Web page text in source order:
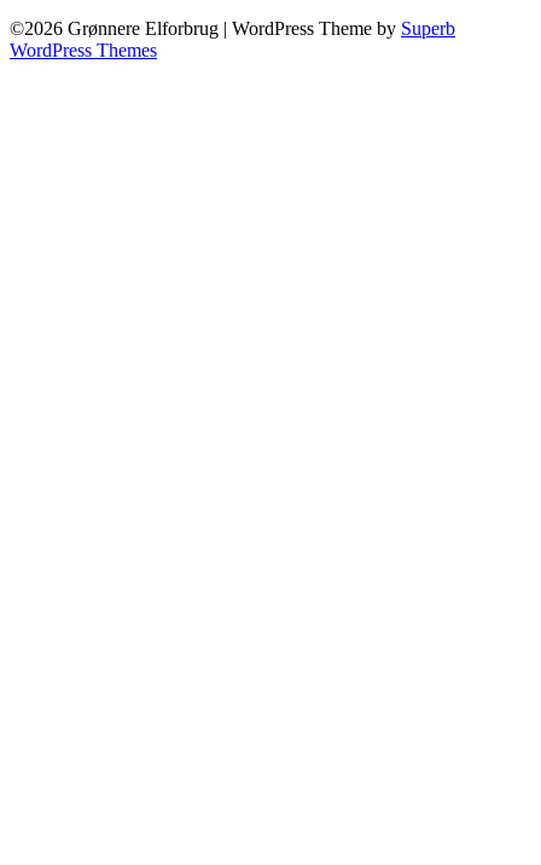
©2026 Grønnere Elforbrug | WordPress Theme by Superb
WordPress Themes